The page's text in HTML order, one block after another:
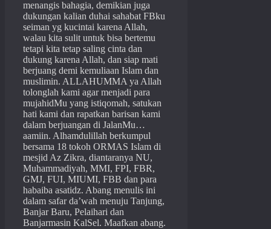
menangis bahagia, demikian juga
dukungan kalian duhai sahabat FBku
seiman yg kucintai karena Allah,
walau kita sulit untuk bisa bertemu
tetapi kita tetap saling cinta dan
dukung karena Allah, dan siap mati
berjuang demi kemuliaan Islam dan
muslimin. ALLAHUMMA ya Allah
tolonglah kami agar menjadi para
mujahidMu yang istiqomah, satukan
hati kami dan rapatkan barisan kami
dalam berjuangan di JalanMu…
aamiin. Alhamdulillah berkumpul
bersama 18 tokoh ORMAS Islam di
mesjid Az Zikra, diantaranya NU,
Muhammadiyah, MMI, FPI, FBR,
GMJ, FUI, MIUMI, FBB dan para
habaiba asatidz. Abang menulis ini
dalam safar da’wah menuju Tanjung,
Banjar Baru, Pelaihari dan
Banjarmasin KalSel. Maafkan abang.